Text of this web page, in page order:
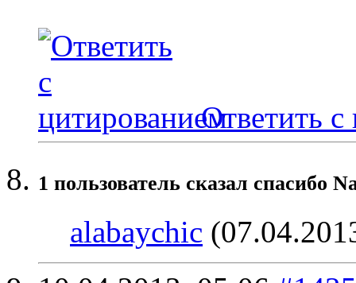
Ответить с
1 пользователь сказал cпасибо
alabaychic